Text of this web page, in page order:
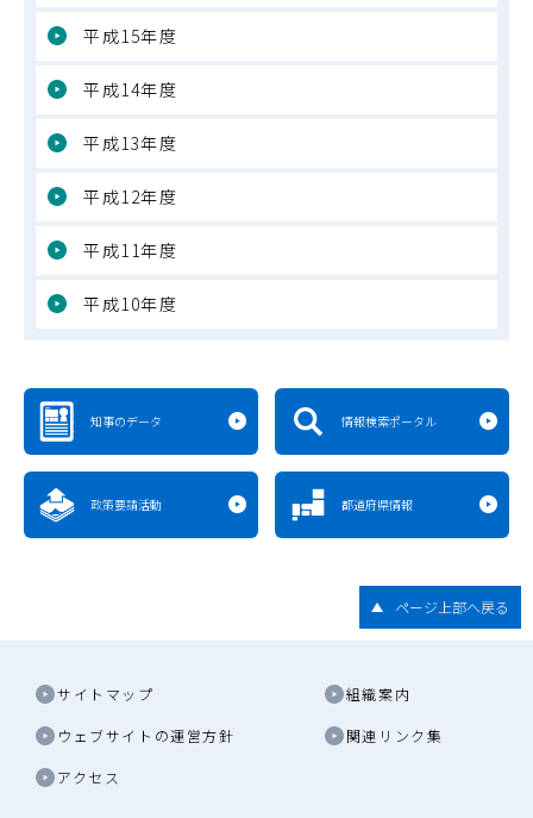
平成15年度
平成14年度
平成13年度
平成12年度
平成11年度
平成10年度
知事のデータ 情報検索ポータル
政策要請活動 都道府県情報
ページ上部へ戻る
サイトマップ 組織案内
ウェブサイトの運営方針 関連リンク集
アクセス